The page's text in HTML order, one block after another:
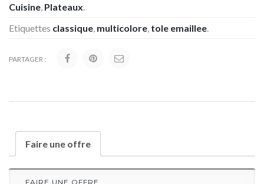
Cuisine Plateaux
Etiquettes classique multicolore tole emaillee
PARTAGER :
Faire une offre
FAIRE UNE OFFRE